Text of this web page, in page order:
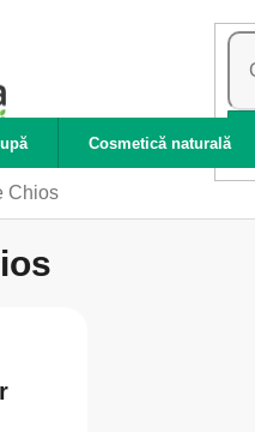
Cosmetică naturală
Chios